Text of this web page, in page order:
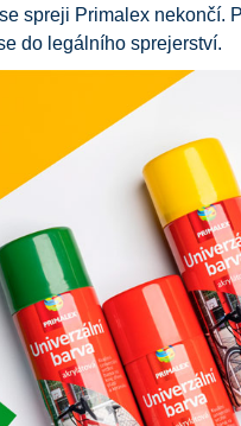
spreji Primalex nekončí.
do legálního sprejerství.